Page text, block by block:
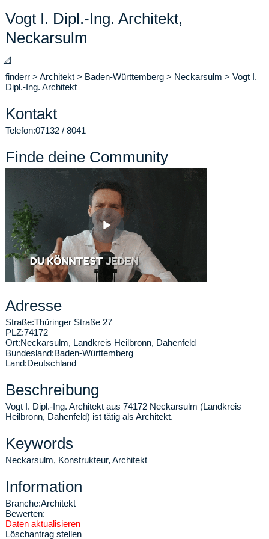
Vogt I. Dipl.-Ing. Architekt,
Neckarsulm
📐
finderr > Architekt > Baden-Württemberg > Neckarsulm > Vogt I.
Dipl.-Ing. Architekt
Kontakt
Telefon:07132 / 8041
Finde deine Community
Adresse
Straße:Thüringer Straße 27
PLZ:74172
Ort:Neckarsulm, Landkreis Heilbronn, Dahenfeld
Bundesland:Baden-Württemberg
Land:Deutschland
Beschreibung
Vogt I. Dipl.-Ing. Architekt aus 74172 Neckarsulm (Landkreis
Heilbronn, Dahenfeld) ist tätig als Architekt.
Keywords
Neckarsulm, Konstrukteur, Architekt
Information
Branche:Architekt
Bewerten:
Daten aktualisieren
Löschantrag stellen